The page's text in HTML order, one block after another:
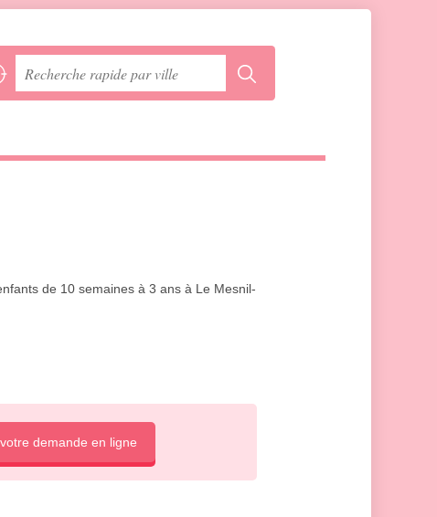
de 10 semaines à 3 ans à Le Mesnil-
demande en ligne